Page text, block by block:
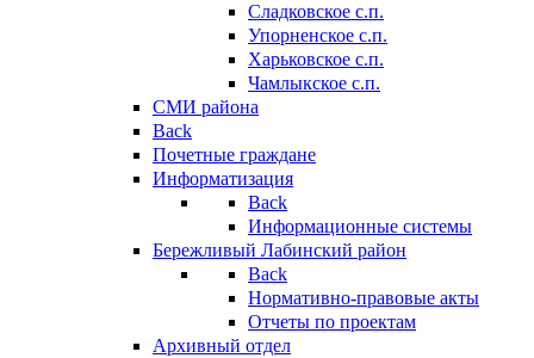
Сладковское с.п.
Упорненское с.п.
Харьковское с.п.
Чамлыкское с.п.
СМИ района
Back
Почетные граждане
Информатизация
Back
Информационные системы
Бережливый Лабинский район
Back
Нормативно-правовые акты
Отчеты по проектам
Архивный отдел